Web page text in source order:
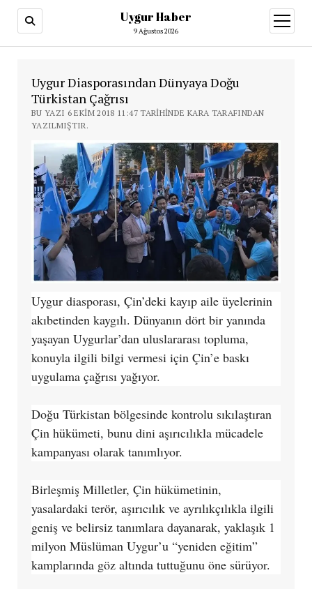
Uygur Haber
9 Ağustos 2026
aç
Uygur Diasporasından Dünyaya Doğu
Türkistan Çağrısı
BU YAZI 6 EKIM 2018 11:47 TARIHINDE KARA TARAFINDAN
YAZILMIŞTIR.
Uygur diasporası, Çin’deki kayıp aile üyelerinin
akıbetinden kaygılı. Dünyanın dört bir yanında
yaşayan Uygurlar’dan uluslararası topluma,
konuyla ilgili bilgi vermesi için Çin’e baskı
uygulama çağrısı yağıyor.
Doğu Türkistan bölgesinde kontrolu sıkılaştıran
Çin hükümeti, bunu dini aşırıcılıkla mücadele
kampanyası olarak tanımlıyor.
Birleşmiş Milletler, Çin hükümetinin,
yasalardaki terör, aşırıcılık ve ayrılıkçılıkla ilgili
geniş ve belirsiz tanımlara dayanarak, yaklaşık 1
milyon Müslüman Uygur’u “yeniden eğitim”
kamplarında göz altında tuttuğunu öne sürüyor.